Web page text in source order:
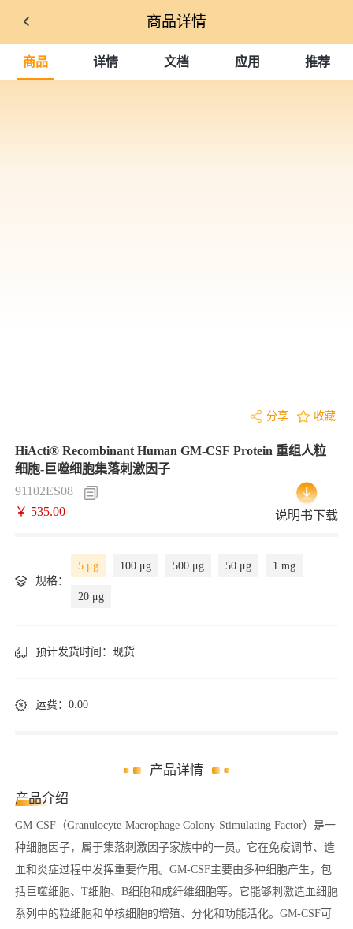
商品详情
商品 详情 文档 应用 推荐
分享 收藏
HiActi® Recombinant Human GM-CSF Protein 重组人粒
细胞-巨噬细胞集落刺激因子
91102ES08
￥ 535.00
说明书下载
规格：
5 μg 100 μg 500 μg 50 μg 1 mg
20 μg
预计发货时间： 现货
运费：0.00
产品详情
产品介绍
GM-CSF（Granulocyte-Macrophage Colony-Stimulating Factor）是一
种细胞因子，属于集落刺激因子家族中的一员。它在免疫调节、造
血和炎症过程中发挥重要作用。GM-CSF主要由多种细胞产生，包
括巨噬细胞、T细胞、B细胞和成纤维细胞等。它能够刺激造血细胞
系列中的粒细胞和单核细胞的增殖、分化和功能活化。GM-CSF可